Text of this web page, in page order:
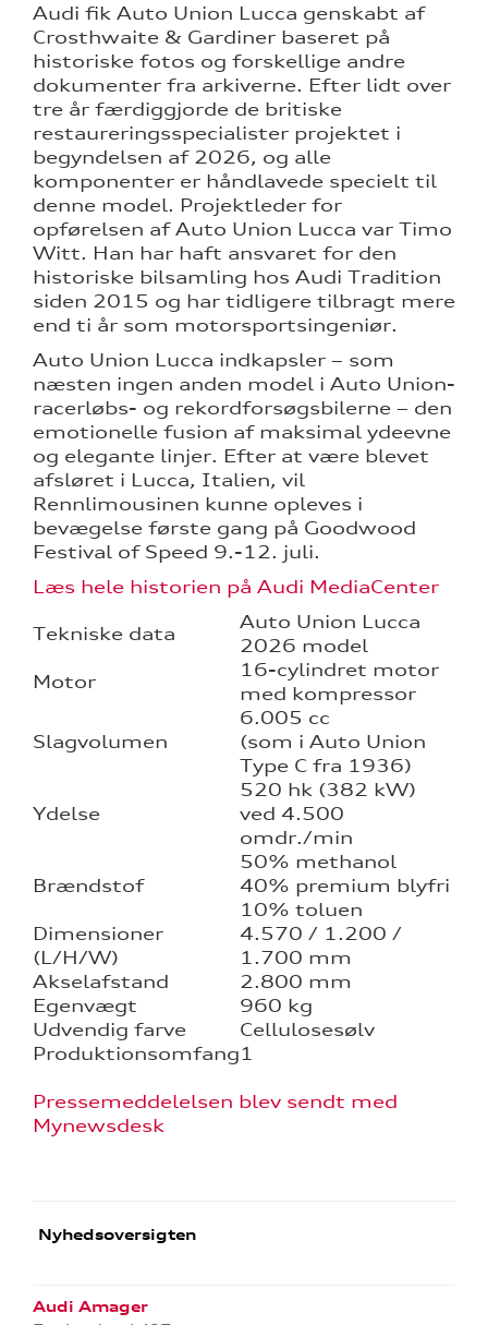
Audi fik Auto Union Lucca genskabt af
Crosthwaite & Gardiner baseret på
historiske fotos og forskellige andre
dokumenter fra arkiverne. Efter lidt over
tre år færdiggjorde de britiske
restaureringsspecialister projektet i
begyndelsen af 2026, og alle
komponenter er håndlavede specielt til
denne model. Projektleder for
opførelsen af Auto Union Lucca var Timo
Witt. Han har haft ansvaret for den
historiske bilsamling hos Audi Tradition
siden 2015 og har tidligere tilbragt mere
end ti år som motorsportsingeniør.
Auto Union Lucca indkapsler – som
næsten ingen anden model i Auto Union-
racerløbs- og rekordforsøgsbilerne – den
emotionelle fusion af maksimal ydeevne
og elegante linjer. Efter at være blevet
afsløret i Lucca, Italien, vil
Rennlimousinen kunne opleves i
bevægelse første gang på Goodwood
Festival of Speed 9.-12. juli.
Læs hele historien på Audi MediaCenter
Tekniske data
Auto Union Lucca
2026 model
Motor
16-cylindret motor
med kompressor
Slagvolumen
6.005 cc
(som i Auto Union
Type C fra 1936)
Ydelse
520 hk (382 kW)
ved 4.500
omdr./min
Brændstof
50% methanol
40% premium blyfri
10% toluen
Dimensioner
(L/H/W)
4.570 / 1.200 /
1.700 mm
Akselafstand
2.800 mm
Egenvægt
960 kg
Udvendig farve
Cellulosesølv
Produktionsomfang1
Pressemeddelelsen blev sendt med
Mynewsdesk
Nyhedsoversigten
Audi Amager